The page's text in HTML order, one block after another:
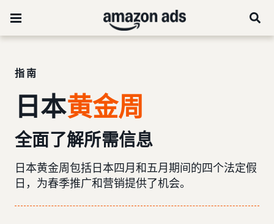
指南
日本黄金周
全面了解所需信息
日本黄金周包括日本四月和五月期间的四个法定假
日，为春季推广和营销提供了机会。